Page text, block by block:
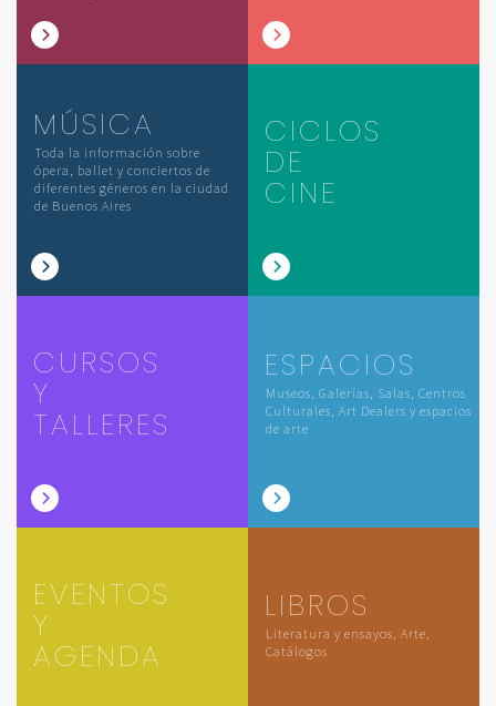
MÚSICA
Toda la información sobre
ópera, ballet y conciertos de
diferentes géneros en la ciudad
de Buenos Aires
CICLOS
DE
CINE
CURSOS
Y
TALLERES
ESPACIOS
Museos, Galerías, Salas, Centros
Culturales, Art Dealers y espacios
de arte
EVENTOS
Y
AGENDA
LIBROS
Literatura y ensayos, Arte,
Catálogos